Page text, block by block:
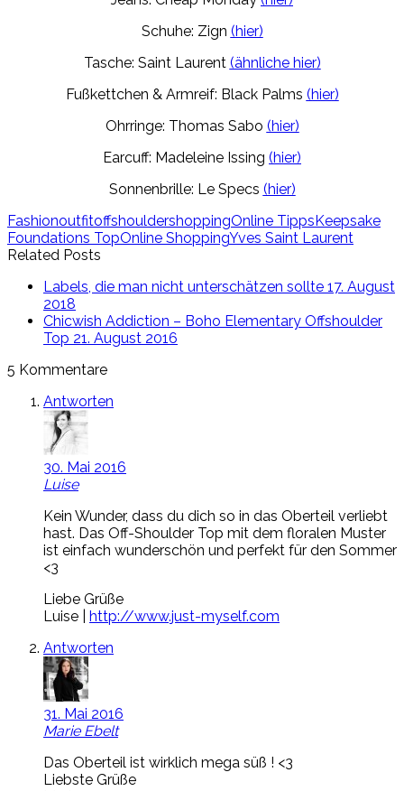
Schuhe: Zign (hier)
Tasche: Saint Laurent (ähnliche hier)
Fußkettchen & Armreif: Black Palms (hier)
Ohrringe: Thomas Sabo (hier)
Earcuff: Madeleine Issing (hier)
Sonnenbrille: Le Specs (hier)
FashionoutfitoffshouldershoppingOnline Tipps Keepsake
Foundations TopOnline ShoppingYves Saint Laurent
Related Posts
Labels, die man nicht unterschätzen sollte 17. August
2018
Chicwish Addiction – Boho Elementary Offshoulder
Top 21. August 2016
5 Kommentare
Antworten
30. Mai 2016
Luise
Kein Wunder, dass du dich so in das Oberteil verliebt
hast. Das Off-Shoulder Top mit dem floralen Muster
ist einfach wunderschön und perfekt für den Sommer
<3
Liebe Grüße
Luise |
http://www.just-myself.com
Antworten
31. Mai 2016
Marie Ebelt
Das Oberteil ist wirklich mega süß ! <3
Liebste Grüße